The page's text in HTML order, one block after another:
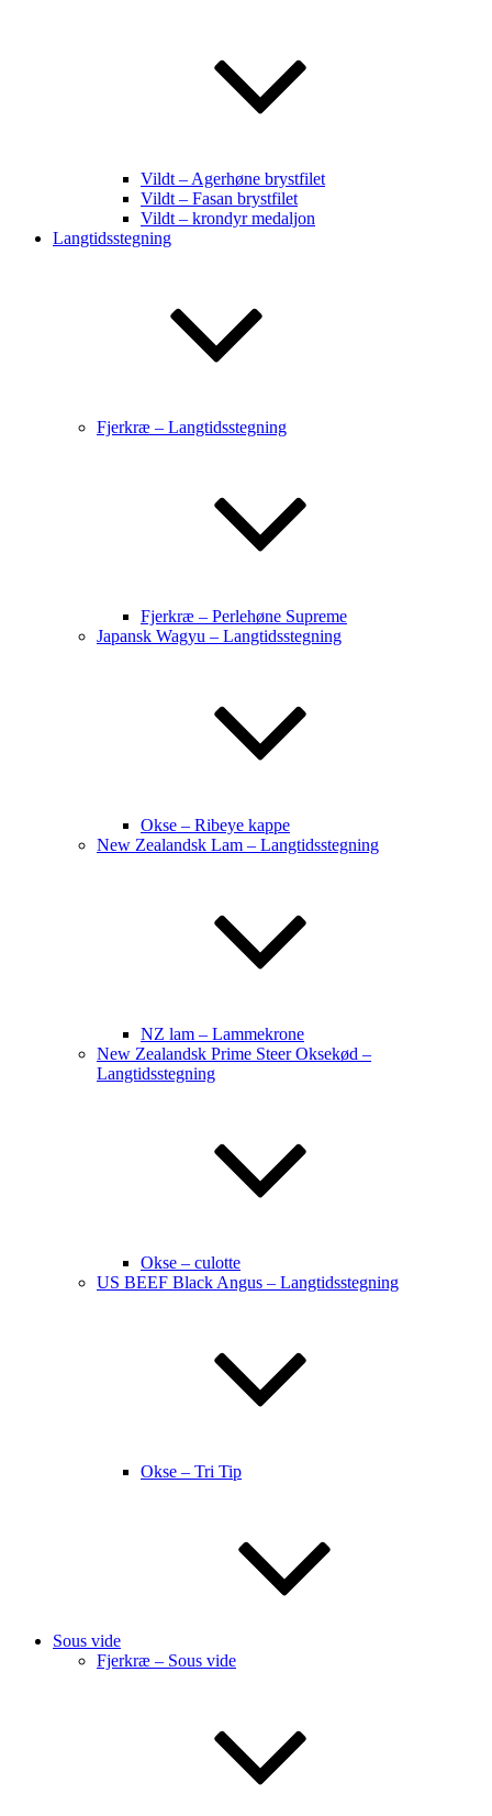
Vildt – Agerhøne brystfilet
Vildt – Fasan brystfilet
Vildt – krondyr medaljon
Langtidsstegning
Fjerkræ – Langtidsstegning
Fjerkræ – Perlehøne Supreme
Japansk Wagyu – Langtidsstegning
Okse – Ribeye kappe
New Zealandsk Lam – Langtidsstegning
NZ lam – Lammekrone
New Zealandsk Prime Steer Oksekød –
Langtidsstegning
Okse – culotte
US BEEF Black Angus – Langtidsstegning
Okse – Tri Tip
Sous vide
Fjerkræ – Sous vide